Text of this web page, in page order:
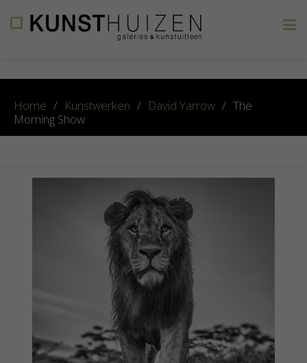
Home / Kunstwerken / David Yarrow / The
Morning Show